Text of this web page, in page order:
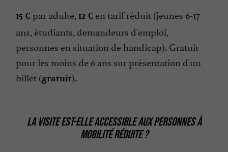
15 €par adulte, 12 € en tarif réduit (jeunes 6-17
ans, étudiants, demandeurs d'emploi,
personnes en situation de handicap). Gratuit
pour les moins de 6 ans sur présentation d'un
billet (gratuit).
LA VISITE EST-ELLE ACCESSIBLE AUX PERSONNES À
MOBILITÉ RÉDUITE ?